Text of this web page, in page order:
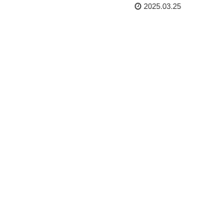
2025.03.25